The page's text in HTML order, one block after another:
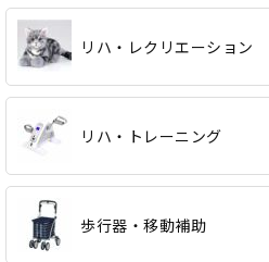
リハ・レクリエーション
リハ・トレーニング
歩行器・移動補助